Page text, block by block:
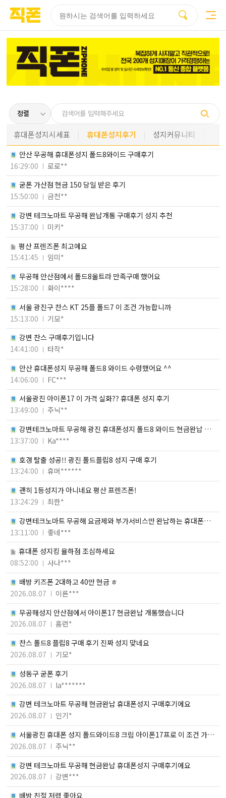
휴대폰성지시세표 휴대폰성지후기 성지커뮤니티
안산 무공해 휴대폰성지 폴드8와이드 구매후기
16:29:00
로로**
굳폰 가산점 현금 150 당일 받은 후기
15:50:00
금천**
강변 테크노마트 무공해 완납개통 구매후기 성지 추천
15:37:00
미키*
평산 프렌즈폰 최고예요
15:41:45
임미*
무공해 안산점에서 폴드8울트라 만족구매 했어요
15:28:00
화이****
서울 광진구 찬스 KT 25플 폴드7 이 조건 가능합니까
15:13:00
기모*
강변 찬스 구매후기입니다
14:41:00
타작*
안산 휴대폰성지 무공해 폴드8 와이드 수령했어요 ^^
14:06:00
FC***
서울광진 아이폰17 이 가격 실화?? 휴대폰 성지 후기
13:49:00
주닉**
강변테크노마트 무공해 광진 휴대폰성지 폴드8 와이드 현금완납 완
료
13:37:00
Ka****
호갱 탈출 성공!! 광진 폴드플립8 성지 구매 후기
13:24:00
휴머******
괜히 1등성지가 아니네요 평산 프렌즈폰!
13:24:29
최한*
강변테크노마트 무공해 요금제와 부가서비스만 완납하는 휴대폰성
지 구매후기
13:11:00
좋네***
휴대폰 성지킹 율하점 조심하세요
08:52:00
사나***
배방 키즈폰 2대하고 40만 현금 ㅎ
2026.08.07
이론***
무공해성지 안산점에서 아이폰17 현금완납 개통했습니다
2026.08.07
홈런*
찬스 폴드8 플립8 구매 후기 진짜 성지 맞네요
2026.08.07
기모*
성동구 굳폰 후기
2026.08.07
la*******
강변 테크노마트 무공해 현금완납 휴대폰성지 구매후기에요
2026.08.07
인기*
능?? 구매 후기
2026.08.07
주닉**
강변 테크노마트 무공해 현금완납 휴대폰성지 구매후기에요
2026.08.07
강변***
배방 친절 저렴 좋아요
페이지
페이지
페이지
페이지